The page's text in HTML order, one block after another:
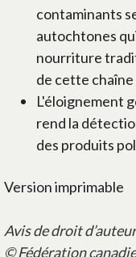
contaminants
autochtones
nourriture
de cette
L'éloignement
rend la
des produits
Version imprimable
Avis de droit d’auteur
© Fédération